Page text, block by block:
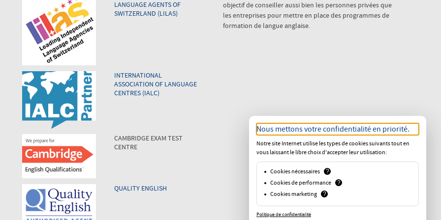
LANGUAGE AGENTS OF
SWITZERLAND (LILAS)
INTERNATIONAL
ASSOCIATION OF LANGUAGE
CENTRES (IALC)
CAMBRIDGE EXAM TEST
CENTRE
QUALITY ENGLISH
objectif de conseiller aussi bien les personnes privées que
les entreprises pour mettre en place des programmes de
formation de langue anglaise.
Nous mettons votre confidentialité en priorité.
Notre site Internet utilise les types de cookies suivants tout en
vous laissant le libre choix d'accepter leur utilisation:
Cookies nécessaires
?
Cookies de performance
?
Cookies marketing
?
Politique de confidentialité